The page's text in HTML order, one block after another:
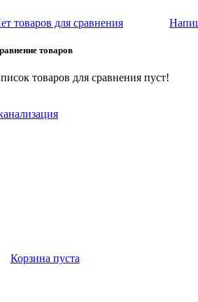
товаров для сравнения
товаров
товаров для сравнения пуст!
Корзина пуста